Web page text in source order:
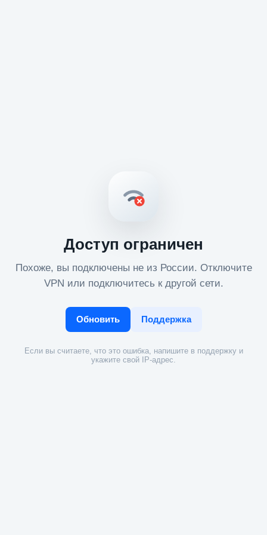
Доступ ограничен
Похоже, вы подключены не из России. Отключите
VPN или подключитесь к другой сети.
Обновить Поддержка
Если вы считаете, что это ошибка, напишите в поддержку и
укажите свой IP-адрес.